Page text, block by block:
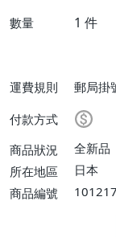
數量 1 件
運費規則
郵局掛
付款方式
商品狀況
全新品
所在地區
日本
商品編號